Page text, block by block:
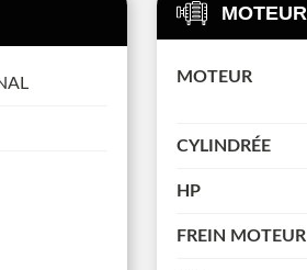
MOTEUR
MOTEUR
CYLINDRÉE
HP
FREIN MOTEUR